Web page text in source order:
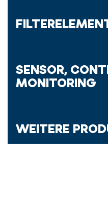
SENSOR,
MONITORING
WEITERE